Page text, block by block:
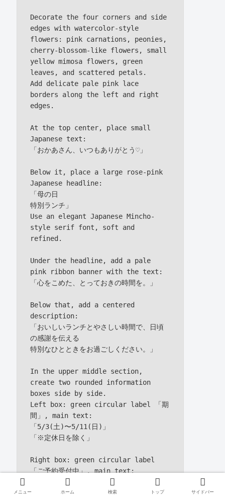
Decorate the four corners and side
edges with watercolor-style
flowers: pink carnations, peonies,
cherry-blossom-like flowers, small
yellow mimosa flowers, green
leaves, and scattered petals.
Add delicate pale pink lace
borders along the left and right
edges.
At the top center, place small
Japanese text:
「おかあさん、いつもありがとう♡」
Below it, place a large rose-pink
Japanese headline:
「母の日
特別ランチ」
Use an elegant Japanese Mincho-
style serif font, soft and
refined.
Under the headline, add a pale
pink ribbon banner with the text:
「心をこめた、とっておきの時間を。」
Below that, add a centered
description:
「おいしいランチとやさしい時間で、日頃
の感謝を伝える
特別なひとときをお過ごしください。」
In the upper middle section,
create two rounded information
boxes side by side.
Left box: green circular label 「期
間」, main text:
「5/3(土)〜5/11(日)」
「※定休日を除く」
Right box: green circular label
「ご予約受付中」, main text:
「ご予約はお電話またはWEBより承っており
メニュー ホーム 検索 トップ サイドバー